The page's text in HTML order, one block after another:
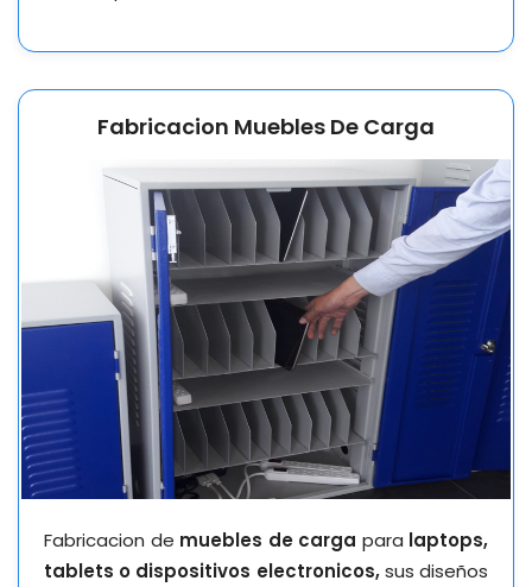
Fabricacion Muebles De Carga
Fabricacion de muebles de carga para laptops,
tablets o dispositivos electronicos,sus diseños